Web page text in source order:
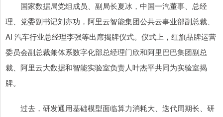
国家数据局党组成员、副局长夏冰，中国一汽董事、总经
理、党委副书记刘亦功，阿里云智能集团公共云事业部副总裁、
AI 汽车行业总经理李强等出席揭牌仪式。仪式上，红旗品牌运营
委员会副总裁兼体系数字化部总经理门欣和阿里巴巴集团副总
裁、阿里云大数据和智能实验室负责人叶杰平共同为实验室揭
牌。
过去，研发通用基础模型面临算力消耗大、迭代周期长、研